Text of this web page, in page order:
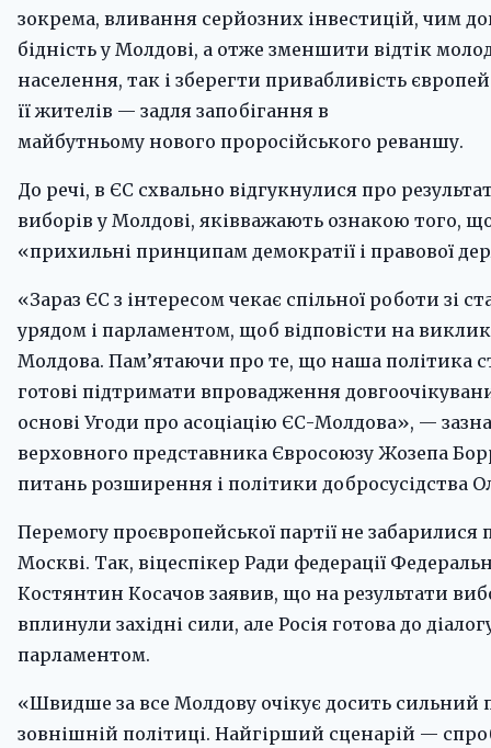
зокрема, вливання серйозних інвестицій, чим
бідність у Молдові, а отже зменшити відтік
населення, так і зберегти привабливість
її жителів — задля запобігання в
майбутньому нового проросійського реваншу.
До речі, в ЄС схвально відгукнулися про
виборів у Молдові, яківважають ознакою того,
«прихильні принципам демократії і правової
«Зараз ЄС з інтересом чекає спільної роботи зі
урядом і парламентом, щоб відповісти на
Молдова. Пам’ятаючи про те, що наша політика
готові підтримати впровадження
основі Угоди про асоціацію ЄС-Молдова», —
верховного представника Євросоюзу Жозепа
питань розширення і політики добросусідства
Перемогу проєвропейської партії не
Москві. Так, віцеспікер Ради федерації
Костянтин Косачов заявив, що на результати
вплинули західні сили, але Росія готова до
парламентом.
«Швидше за все Молдову очікує досить сильний
зовнішній політиці. Найгірший сценарій —